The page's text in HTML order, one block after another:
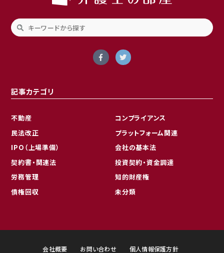
記事カテゴリ
不動産
コンプライアンス
民法改正
プラットフォーム関連
IPO（上場準備）
会社の基本法
契約書・関連法
投資契約・資金調達
労務管理
知的財産権
債権回収
未分類
会社概要 お問い合わせ 個人情報保護方針